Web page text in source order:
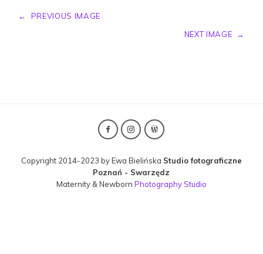
←
PREVIOUS IMAGE
NEXT IMAGE
→
Copyright 2014-2023 by Ewa Bielińska Studio fotograficzne
Poznań - Swarzędz
Maternity & Newborn Photography Studio